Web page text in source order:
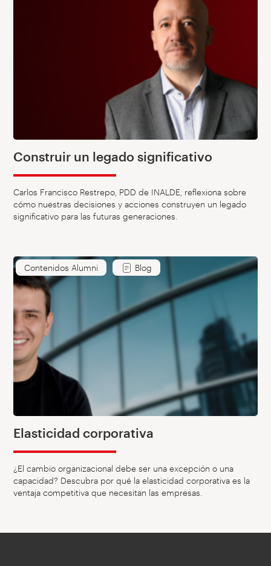
Construir un legado significativo
Carlos Francisco Restrepo, PDD de INALDE, reflexiona sobre
cómo nuestras decisiones y acciones construyen un legado
significativo para las futuras generaciones.
Contenidos Alumni Blog
Elasticidad corporativa
¿El cambio organizacional debe ser una excepción o una
capacidad? Descubra por qué la elasticidad corporativa es la
ventaja competitiva que necesitan las empresas.